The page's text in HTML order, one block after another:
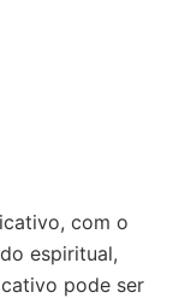
com o
espiritual,
pode ser